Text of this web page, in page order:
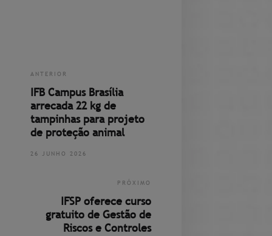
ANTERIOR
IFB Campus Brasília
arrecada 22 kg de
tampinhas para projeto
de proteção animal
26 JUNHO 2026
PRÓXIMO
IFSP oferece curso
gratuito de Gestão de
Riscos e Controles